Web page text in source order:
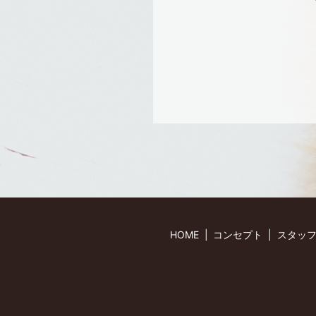
HOME コンセプト スタッ